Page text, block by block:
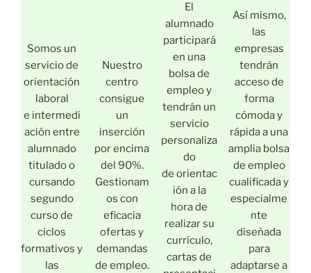
Somos un
servicio de
orientación
laboral
e intermedi
ación entre
alumnado
titulado o
cursando
segundo
curso de
ciclos
formativos y
las
Nuestro
centro
consigue
un
inserción
por encima
del 90%.
Gestionam
os con
eficacia
ofertas y
demandas
de empleo.
El
alumnado
participará
en una
bolsa de
empleo y
tendrán un
servicio
personaliza
do
de orientac
ión a la
hora de
realizar su
currículo,
cartas de
Así mismo,
las
empresas
tendrán
acceso de
forma
cómoda y
rápida a una
amplia bolsa
de empleo
cualificada y
especialme
nte
diseñada
para
adaptarse a